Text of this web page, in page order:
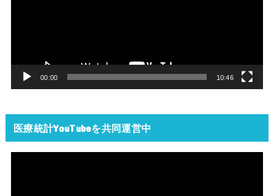
00:00 10:46
医療統計YouTubeを共同運営中